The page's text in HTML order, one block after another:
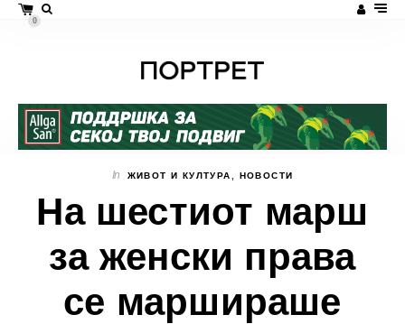
0
In ЖИВОТ И КУЛТУРА НОВОСТИ
На шестиот марш
за женски права
се маршираше